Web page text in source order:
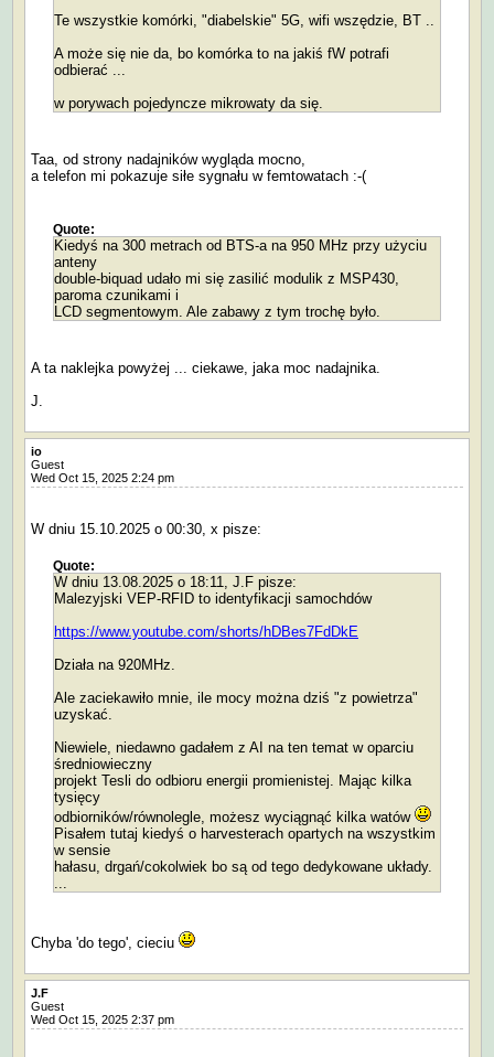
Te wszystkie komórki, "diabelskie" 5G, wifi wszędzie, BT ..
A może się nie da, bo komórka to na jakiś fW potrafi
odbierać ...
w porywach pojedyncze mikrowaty da się.
Taa, od strony nadajników wygląda mocno,
a telefon mi pokazuje siłe sygnału w femtowatach :-(
Quote:
Kiedyś na 300 metrach od BTS-a na 950 MHz przy użyciu
anteny
double-biquad udało mi się zasilić modulik z MSP430,
paroma czunikami i
LCD segmentowym. Ale zabawy z tym trochę było.
A ta naklejka powyżej ... ciekawe, jaka moc nadajnika.
J.
io
Guest
Wed Oct 15, 2025 2:24 pm
W dniu 15.10.2025 o 00:30, x pisze:
Quote:
W dniu 13.08.2025 o 18:11, J.F pisze:
Malezyjski VEP-RFID to identyfikacji samochdów
https://www.youtube.com/shorts/hDBes7FdDkE
Działa na 920MHz.
Ale zaciekawiło mnie, ile mocy można dziś "z powietrza"
uzyskać.
Niewiele, niedawno gadałem z AI na ten temat w oparciu
średniowieczny
projekt Tesli do odbioru energii promienistej. Mając kilka
tysięcy
odbiorników/równolegle, możesz wyciągnąć kilka watów
Pisałem tutaj kiedyś o harvesterach opartych na wszystkim
w sensie
hałasu, drgań/cokolwiek bo są od tego dedykowane układy.
Chyba 'do tego', cieciu
J.F
Guest
Wed Oct 15, 2025 2:37 pm